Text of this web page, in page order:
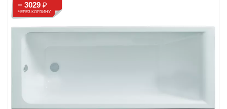
− 3029₽
ЧЕРЕЗ КОРЗИНУ